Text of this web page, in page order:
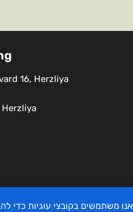
16, Herzliya
Herzliya
אנו משתמשים בקובצי עוגיות כדי